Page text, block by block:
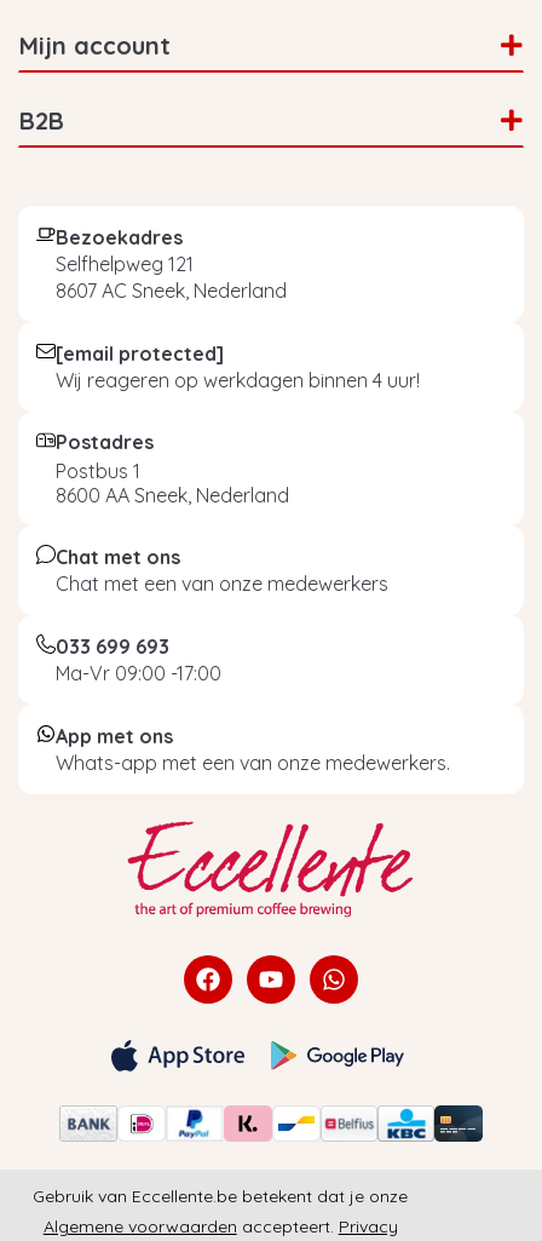
Mijn account
B2B
Bezoekadres
Selfhelpweg 121
8607 AC Sneek, Nederland
[email protected]
Wij reageren op werkdagen binnen 4 uur!
Postadres
Postbus 1
8600 AA Sneek, Nederland
Chat met ons
Chat met een van onze medewerkers
033 699 693
Ma-Vr 09:00 -17:00
App met ons
Whats-app met een van onze medewerkers.
Gebruik van Eccellente.be betekent dat je onze
Algemene voorwaarden accepteert. Privacy